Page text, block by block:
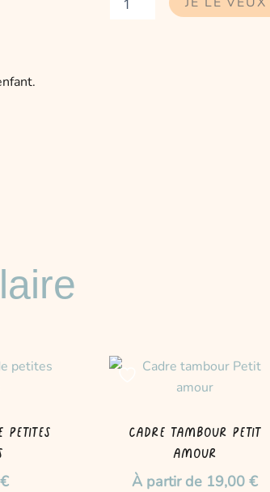
petites
€
Cadre tambour Petit
amour
À partir de 19,00€
Ce
produit
plusieurs
variations.
Les